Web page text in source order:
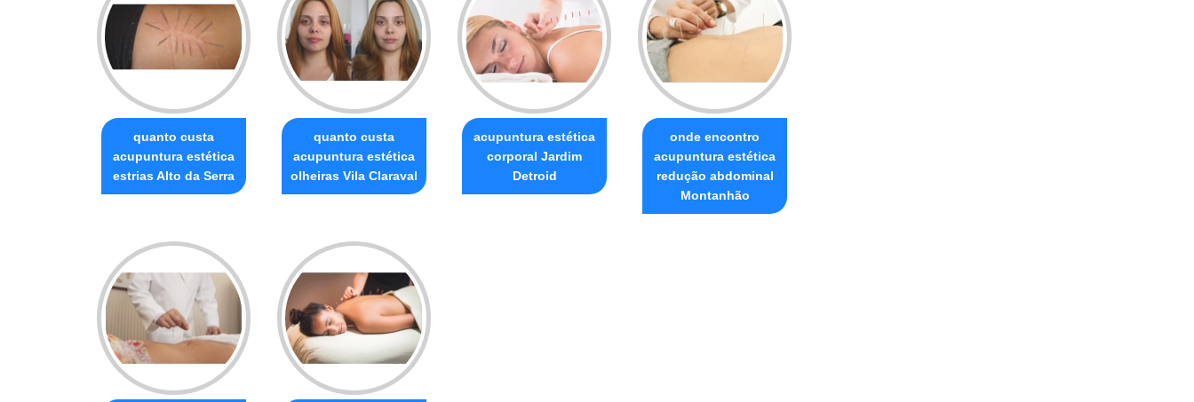
quanto custa
acupuntura estética
estrias Alto da Serra
quanto custa
acupuntura estética
olheiras Vila Claraval
acupuntura estética
corporal Jardim
Detroid
onde encontro
acupuntura estética
redução abdominal
Montanhão